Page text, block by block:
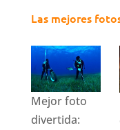
Las mejores
Mejor foto
divertida: